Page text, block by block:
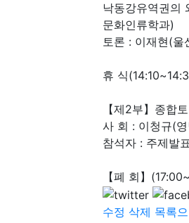
낙동강유역권
문화인류학과)
토론 : 이재현(울
휴 식
【제2부】종합
사 회 : 이청규(
참석자 : 주제발
【폐 회】
수정 삭제 목록